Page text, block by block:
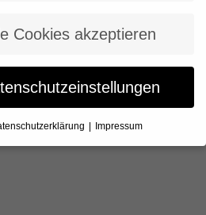
Cookies akzeptieren
Impressum